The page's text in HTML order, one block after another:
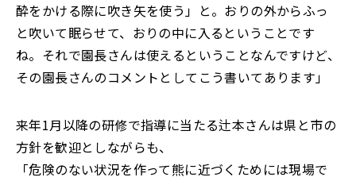
酔をかける際に吹き矢を使う」と。おりの外からふっ
と吹いて眠らせて、おりの中に入るということです
ね。それで園長さんは使えるということなんですけど、
その園長さんのコメントとしてこう書いてあります」
来年1月以降の研修で指導に当たる辻本さんは県と市の
方針を歓迎としながらも、
「危険のない状況を作って熊に近づくためには現場で